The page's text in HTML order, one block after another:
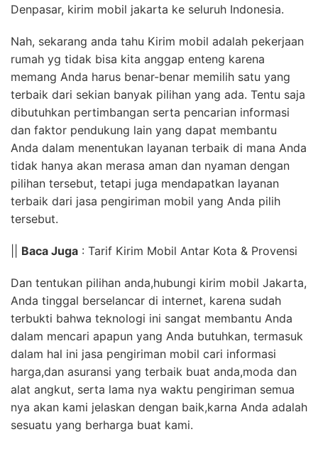
Denpasar, kirim mobil jakarta ke seluruh Indonesia.
Nah, sekarang anda tahu Kirim mobil adalah pekerjaan
rumah yg tidak bisa kita anggap enteng karena
memang Anda harus benar-benar memilih satu yang
terbaik dari sekian banyak pilihan yang ada. Tentu saja
dibutuhkan pertimbangan serta pencarian informasi
dan faktor pendukung lain yang dapat membantu
Anda dalam menentukan layanan terbaik di mana Anda
tidak hanya akan merasa aman dan nyaman dengan
pilihan tersebut, tetapi juga mendapatkan layanan
terbaik dari jasa pengiriman mobil yang Anda pilih
tersebut.
Baca Juga : Tarif Kirim Mobil Antar Kota & Provensi
Dan tentukan pilihan anda,hubungi kirim mobil Jakarta,
Anda tinggal berselancar di internet, karena sudah
terbukti bahwa teknologi ini sangat membantu Anda
dalam mencari apapun yang Anda butuhkan, termasuk
dalam hal ini jasa pengiriman mobil cari informasi
harga,dan asuransi yang terbaik buat anda,moda dan
alat angkut, serta lama nya waktu pengiriman semua
nya akan kami jelaskan dengan baik,karna Anda adalah
sesuatu yang berharga buat kami.